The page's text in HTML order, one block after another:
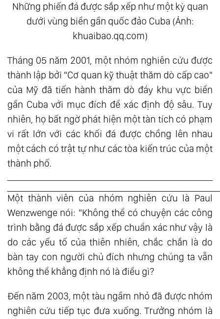
Những phiến đá được sắp xếp như một kỳ quan
dưới vùng biển gần quốc đảo Cuba (Ảnh:
khuaibao.qq.com)
Tháng 05 năm 2001, một nhóm nghiên cứu được
thành lập bởi "Cơ quan kỹ thuật thăm dò cấp cao"
của Mỹ đã tiến hành thăm dò đáy khu vực biển
gần Cuba với mục đích để xác định độ sâu. Tuy
nhiên, họ bất ngờ phát hiện một tàn tích có phạm
vi rất lớn với các khối đá được chồng lên nhau
một cách có trật tự như các tòa kiến trúc của một
thành phố.
Một thành viên của nhóm nghiên cứu là Paul
Wenzwenge nói: "Không thể có chuyện các công
trình bằng đá được sắp xếp chuẩn xác như vậy là
do các yếu tố của thiên nhiên, chắc chắn là do
bàn tay con người chủ đích nhưng chúng ta vẫn
không thể khẳng định nó là điều gì?
Đến năm 2003, một tàu ngầm nhỏ đã được nhóm
nghiên cứu tiếp tục đưa xuống. Trưởng nhóm là